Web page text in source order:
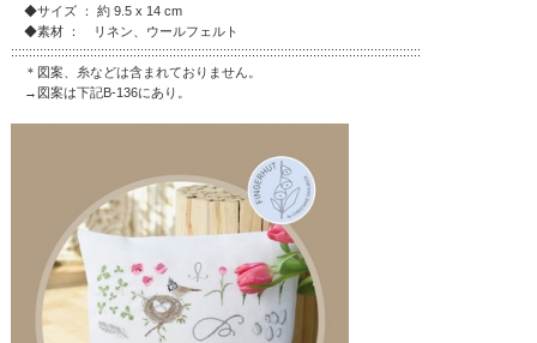
◆サイズ ： 約 9.5 x 14 cm
◆素材 ： リネン、ウールフェルト
::::::::::::::::::::::::::::::::::::::::::::::::::::::::::::::::::::::::::::::::::::::::::::::::::::::::::::::::::
＊図案、糸などは含まれておりません。
→図案は下記B-136にあり。